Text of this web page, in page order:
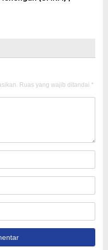
Ruas yang wajib ditandai *